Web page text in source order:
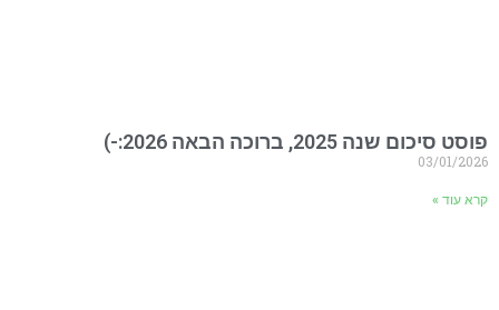
פוסט סיכום שנה 2025, ברוכה הבאה 2026:-)
03/01/2026
קרא עוד »